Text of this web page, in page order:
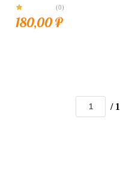
(0)
180,00₽
/ 1